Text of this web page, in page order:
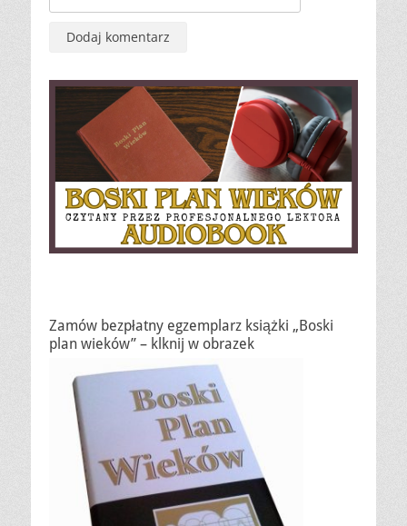
Zamów bezpłatny egzemplarz książki „Boski
plan wieków” – klknij w obrazek